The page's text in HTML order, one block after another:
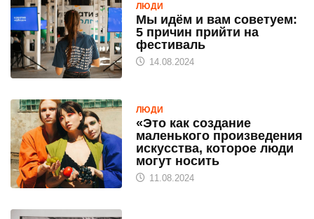
ЛЮДИ
Мы идём и вам советуем:
5 причин прийти на
фестиваль
14.08.2024
ЛЮДИ
«Это как создание
маленького произведения
искусства, которое люди
могут носить
11.08.2024